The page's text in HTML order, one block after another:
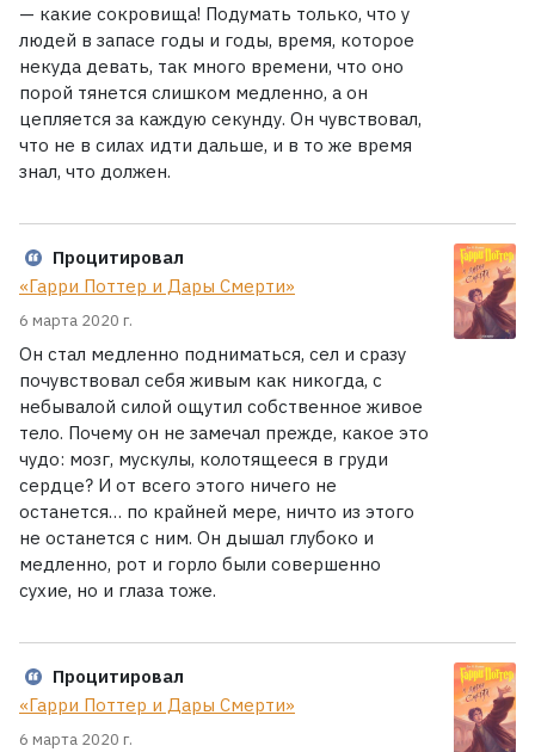
— какие сокровища! Подумать только, что у
людей в запасе годы и годы, время, которое
некуда девать, так много времени, что оно
порой тянется слишком медленно, а он
цепляется за каждую секунду. Он чувствовал,
что не в силах идти дальше, и в то же время
знал, что должен.
Процитировал
«Гарри Поттер и Дары Смерти»
6 марта 2020 г.
Он стал медленно подниматься, сел и сразу
почувствовал себя живым как никогда, с
небывалой силой ощутил собственное живое
тело. Почему он не замечал прежде, какое это
чудо: мозг, мускулы, колотящееся в груди
сердце? И от всего этого ничего не
останется… по крайней мере, ничто из этого
не останется с ним. Он дышал глубоко и
медленно, рот и горло были совершенно
сухие, но и глаза тоже.
Процитировал
«Гарри Поттер и Дары Смерти»
6 марта 2020 г.